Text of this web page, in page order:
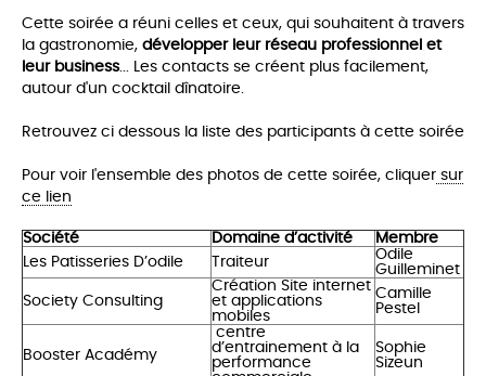
Cette soirée a réuni celles et ceux, qui souhaitent à travers
la gastronomie, développer leur réseau professionnel et
leur business... Les contacts se créent plus facilement,
autour d'un cocktail dînatoire.
Retrouvez ci dessous la liste des participants à cette soirée
Pour voir l'ensemble des photos de cette soirée, cliquer sur
ce lien
Société Domaine d’activité
Membre
Les Patisseries D’odile
Traiteur
Odile
Guilleminet
Society Consulting
Création Site internet
et applications
mobiles
Camille
Pestel
Booster Académy
centre
d’entrainement à la
performance
Sophie
Sizeun